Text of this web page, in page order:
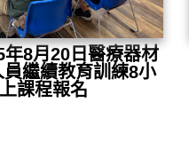
年8月20日醫療器材
員繼續教育訓練8小
課程報名